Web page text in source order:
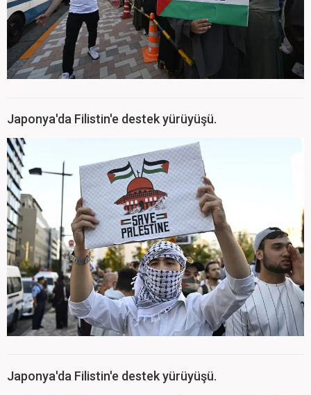
Japonya'da Filistin'e destek yürüyüşü.
Japonya'da Filistin'e destek yürüyüşü.